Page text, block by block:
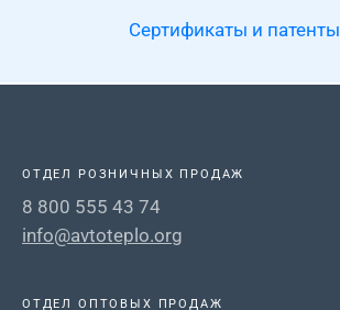
Сертификаты и патенты
ОТДЕЛ РОЗНИЧНЫХ ПРОДАЖ
8 800 555 43 74
info@avtoteplo.org
ОТДЕЛ ОПТОВЫХ ПРОДАЖ